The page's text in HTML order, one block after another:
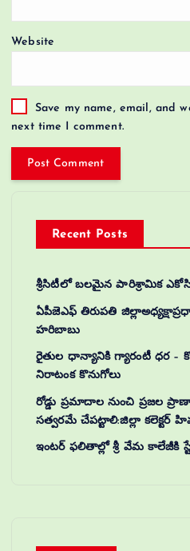
Website
Save my name, email, and
next time I comment.
Recent Posts
శ్రీసిటీలో బలమైన పారిశ్రామిక
ఏపీజెఎఫ్ తిరుపతి
హరిబాబు
రైతుల ధాన్యానికి గ్యారంటీ ధర –
నిరాటంక కొనుగోలు
రోడ్డు ప్రమాదాల నుంచి ప్రజల
సత్వరమే చేపట్టాలి:జిల్లా కలెక్టర్‌
ఇంటర్ ఫలితాల్లో శ్రీ వేమ కాలేజీకి